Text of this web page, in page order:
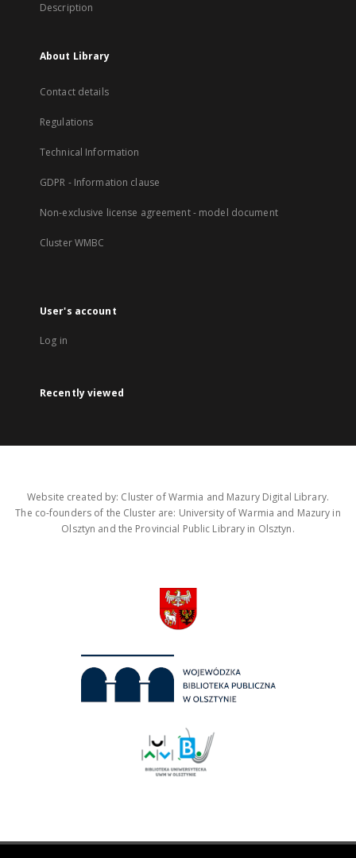
Description
About Library
Contact details
Regulations
Technical Information
GDPR - Information clause
Non-exclusive license agreement - model document
Cluster WMBC
User's account
Log in
Recently viewed
Website created by: Cluster of Warmia and Mazury Digital Library.
The co-founders of the Cluster are: University of Warmia and Mazury in
Olsztyn and the Provincial Public Library in Olsztyn.